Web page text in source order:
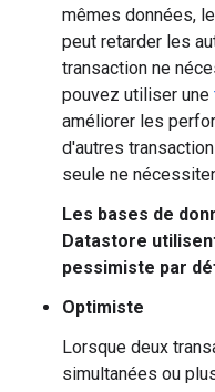
mêmes données,
peut retarder les
transaction ne
pouvez utiliser une
améliorer les
d'autres
seule ne
Les bases de
Datastore
pessimiste par
Optimiste
Lorsque deux
simultanées ou